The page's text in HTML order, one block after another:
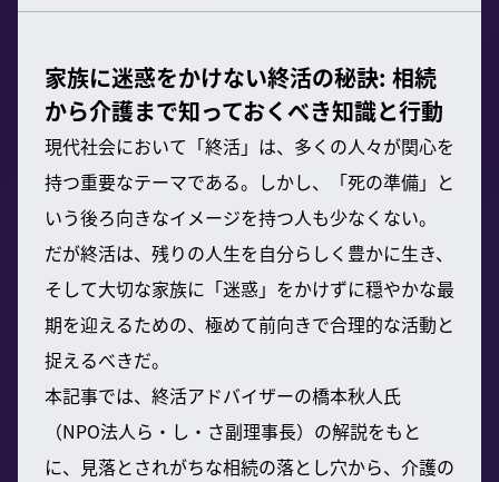
家族に迷惑をかけない終活の秘訣: 相続
から介護まで知っておくべき知識と行動
現代社会において「終活」は、多くの人々が関心を
持つ重要なテーマである。しかし、「死の準備」と
いう後ろ向きなイメージを持つ人も少なくない。
だが終活は、残りの人生を自分らしく豊かに生き、
そして大切な家族に「迷惑」をかけずに穏やかな最
期を迎えるための、極めて前向きで合理的な活動と
捉えるべきだ。
本記事では、終活アドバイザーの橋本秋人氏
（NPO法人ら・し・さ副理事長）の解説をもと
に、見落とされがちな相続の落とし穴から、介護の